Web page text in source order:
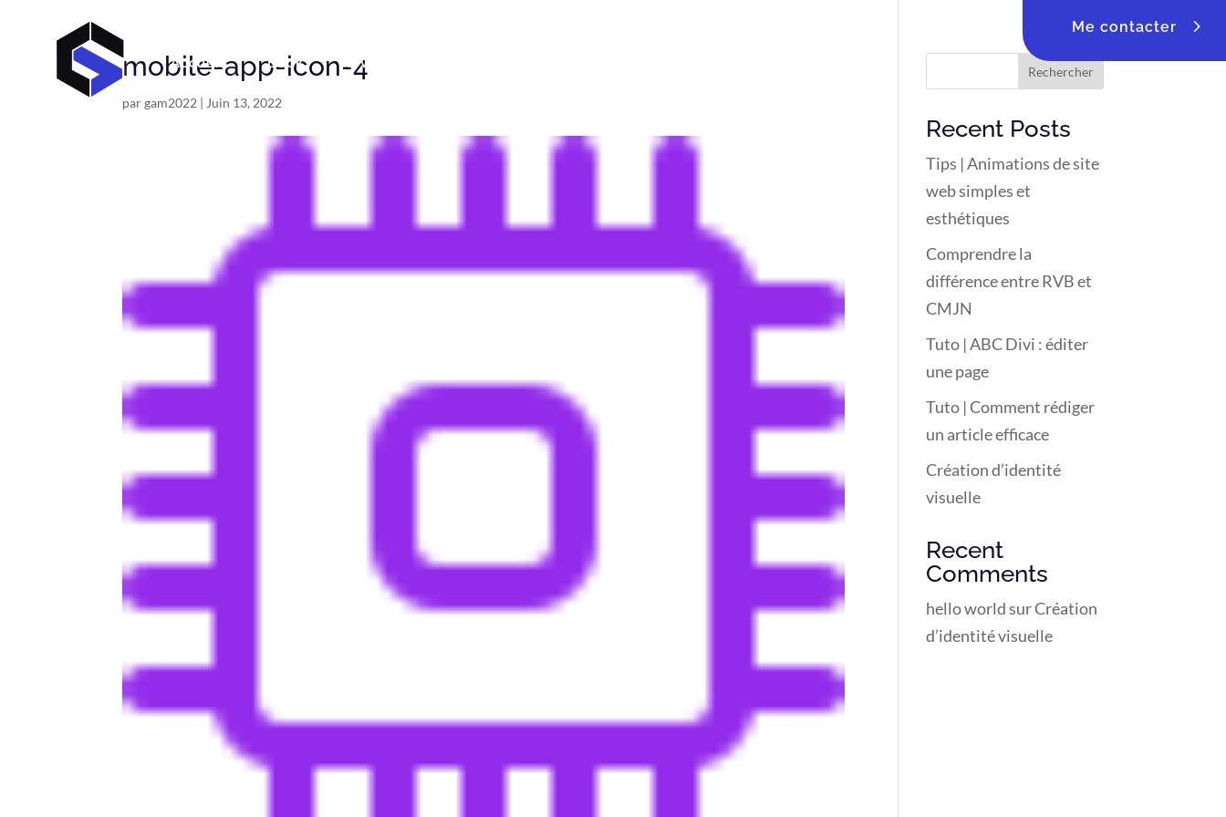
Accueil Book C V
Me contacter
mobile-app-icon-4
pargam2022 | Juin 13, 2022
Rechercher
Recent Posts
Tips | Animations de site
web simples et
esthétiques
Comprendre la
différence entre RVB et
CMJN
Tuto | ABC Divi : éditer
une page
Tuto | Comment rédiger
un article efficace
Création d’identité
visuelle
Recent
Comments
hello worldsurCréation
d’identité visuelle